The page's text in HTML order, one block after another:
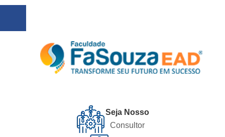
Seja Nosso
Consultor